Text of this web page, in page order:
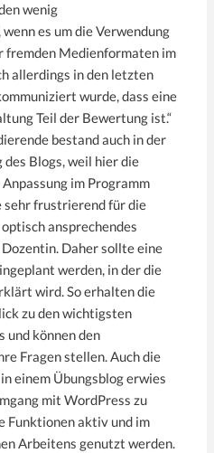
wenig
es um die Verwendung
fremden Medienformaten im
allerdings in den letzten
wurde, dass eine
Teil der Bewertung ist.“
bestand auch in der
Blogs, weil hier die
im Programm
sehr frustrierend für die
ansprechendes
Daher sollte eine
werden, in der die
wird. So erhalten die
zu den wichtigsten
und können den
Fragen stellen. Auch die
einem Übungsblog erwies
mit WordPress zu
Funktionen aktiv und im
Arbeitens genutzt werden.